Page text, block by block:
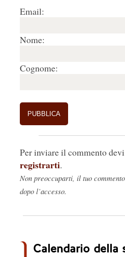
Email:
Nome:
Cognome:
Per inviare il commento devi
registrarti.
Non preoccuparti, il tuo
dopo l’accesso.
Calendario della